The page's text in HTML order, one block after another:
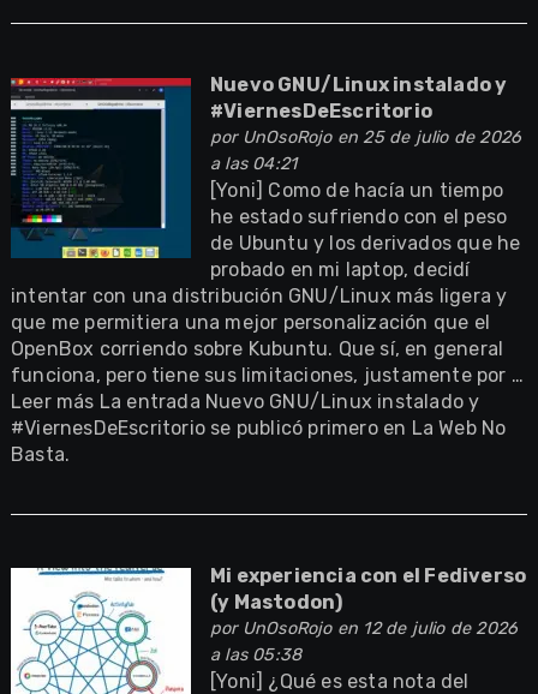
Nuevo GNU/Linux instalado y
#ViernesDeEscritorio
por UnOsoRojoen 25 de julio de 2026
a las 04:21
[Yoni] Como de hacía un tiempo
he estado sufriendo con el peso
de Ubuntu y los derivados que he
probado en mi laptop, decidí
intentar con una distribución GNU/Linux más ligera y
que me permitiera una mejor personalización que el
OpenBox corriendo sobre Kubuntu. Que sí, en general
funciona, pero tiene sus limitaciones, justamente por …
Leer más La entrada Nuevo GNU/Linux instalado y
#ViernesDeEscritorio se publicó primero en La Web No
Basta.
Mi experiencia con el Fediverso
(y Mastodon)
por UnOsoRojoen 12 de julio de 2026
a las 05:38
[Yoni] ¿Qué es esta nota del